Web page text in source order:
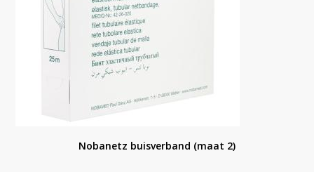
Nobanetz buisverband (maat 2)